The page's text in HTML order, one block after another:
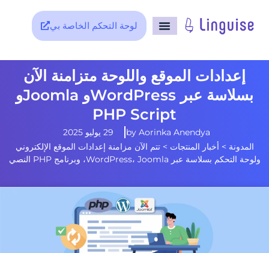
لوحة التحكم الخاصة بي
إعدادات الموقع واللوحة متزامنة الآن
بسلاسة عبر WordPressو Joomlaو
PHP Script
by Aorinka Anendya
29 يوليو 2025
المدونة > أخبار المنتجات >تتم الآن مزامنة إعدادات الموقع الإلكتروني
ولوحة التحكم بسلاسة عبر WordPress، Joomla، وبرنامج PHP النصي